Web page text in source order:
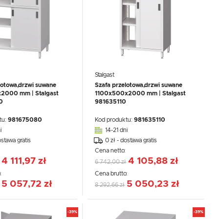
suwane
mm | Stalgast
981675080
gratis
4 111,97 zł
5 057,72 zł
Stalgast
Szafa przelotowa,drzwi suwane
1100x500x2000 mm | Stalgast
981635110
Kod produktu:981635110
14-21 dni
0 zł - dostawa gratis
Cena netto:
6 742,00 zł 4 105,88 zł
Cena brutto:
8 292,66 zł 5 050,23 zł
-39% -39%